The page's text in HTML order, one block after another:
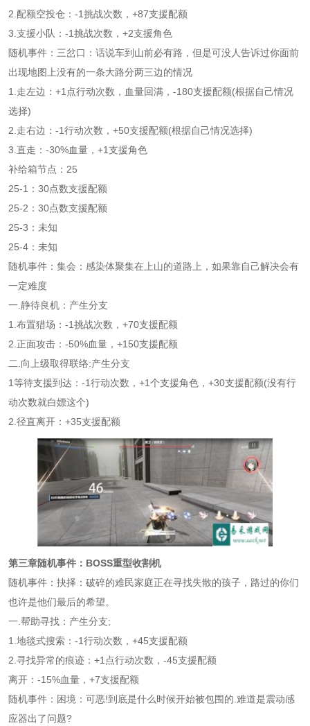
2.配额空投仓：-1挑战次数，+87支援配额
3.支援小队：-1挑战次数，+2支援角色
随机事件：三岔口：话说车到山前必有路，但是可没人告诉过你面前
出现地图上没有的一条大路分两三边的情况
1.走左边：+1点行动次数，血量回满，-180支援配额(根据自己情况
选择)
2.走右边：-1行动次数，+50支援配额(根据自己情况选择)
3.直走：-30%血量，+1支援角色
补给箱节点：25
25-1：30点数支援配额
25-2：30点数支援配额
25-3：未知
25-4：未知
随机事件：集会：感染体聚集在上山的道路上，如果靠自己解决会有
一定难度
一.静待良机：产生分支
1.布置猎场：-1挑战次数，+70支援配额
2.正面攻击：-50%血量，+150支援配额
二.向上级取得联络:产生分支
1等待支援到达：-1行动次数，+1个支援角色，+30支援配额(没有行
动次数就白嫖这个)
2.径直离开：+35支援配额
第三章随机事件：BOSS重型收割机
随机事件：抉择：破碎的难民家庭正在寻找失散的孩子，路过的你们
也许是他们最后的希望。
一.帮助寻找：产生分支;
1.地毯式搜索：-1行动次数，+45支援配额
2.寻找异常的痕迹：+1点行动次数，-45支援配额
离开：-15%血量，+7支援配额
随机事件：困境：可恶!到底是什么时候开始被包围的.难道是震动感
应器出了问题?